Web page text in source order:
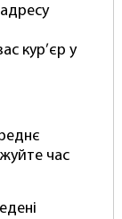
та
(просто
кур’єр у
час